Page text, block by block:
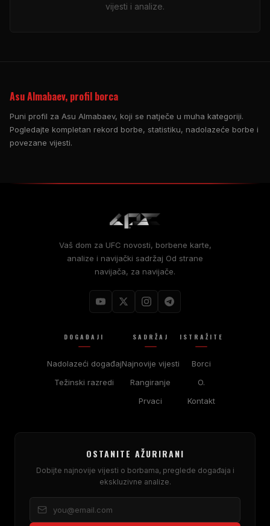
vijesti i analize.
Asu Almabaev, profil borca
Puni profil za Asu Almabaev, koji se natječe u muha kategoriji.
Pogledajte kompletan rekord borbe, statistiku, nadolazeće borbe i
povezane vijesti.
Vaš dom za UFC novosti, borbene karte,
analize i navijački sadržaj Od strane
navijača, za navijače.
DOGAĐAJI
Nadolazeći događaj
Težinski razredi
SADRŽAJ
Najnovije vijesti
Rangiranje
Prvaci
ISTRAŽITE
Borci
O.
Kontakt
OSTANITE AŽURIRANI
Dobijte najnovije vijesti o borbama, preglede događaja i
ekskluzivne analize.